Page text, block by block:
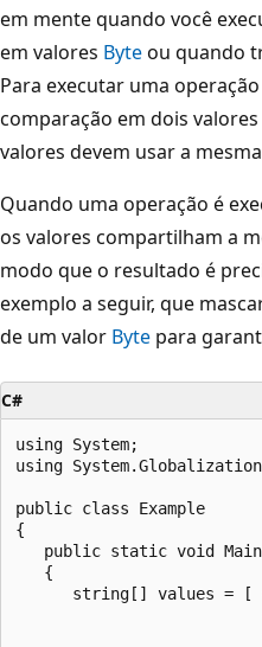
em mente quando você
em valores Byteou quando
Para executar uma
comparação em dois
valores devem usar a
Quando uma operação é
os valores compartilham a
modo que o resultado é
exemplo a seguir, que
de um valor Byte para
C#
using System;
using
public class Example
{
public static void
   {
string[] values = [